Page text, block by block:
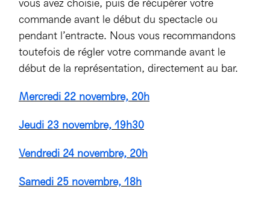
vous avez choisie, puis de récupérer votre
commande avant le début du spectacle ou
pendant l’entracte. Nous vous recommandons
toutefois de régler votre commande avant le
début de la représentation, directement au bar.
Mercredi 22 novembre, 20h
Jeudi 23 novembre, 19h30
Vendredi 24 novembre, 20h
Samedi 25 novembre, 18h